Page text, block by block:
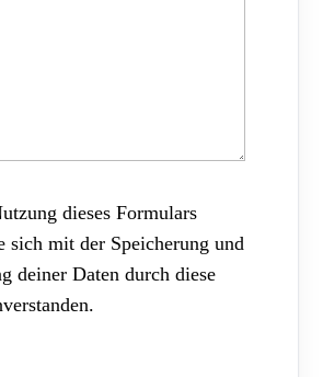
dieses Formulars
sich mit der Speicherung und
deiner Daten durch diese